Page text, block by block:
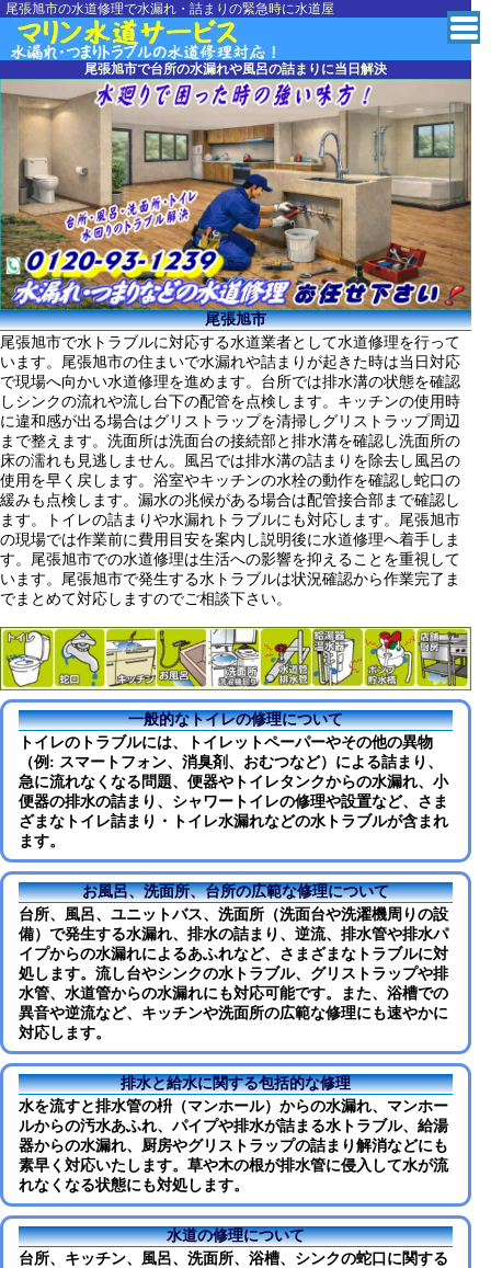
尾張旭市の水道修理で水漏れ・詰まりの緊急時に水道屋
愛知県の水道修理に
尾張旭市で台所の水漏れや風呂の詰まりに当日解決
尾張旭市
尾張旭市で水トラブルに対応する水道業者として水道修理を行って
います。尾張旭市の住まいで水漏れや詰まりが起きた時は当日対応
で現場へ向かい水道修理を進めます。台所では排水溝の状態を確認
しシンクの流れや流し台下の配管を点検します。キッチンの使用時
に違和感が出る場合はグリストラップを清掃しグリストラップ周辺
まで整えます。洗面所は洗面台の接続部と排水溝を確認し洗面所の
床の濡れも見逃しません。風呂では排水溝の詰まりを除去し風呂の
使用を早く戻します。浴室やキッチンの水栓の動作を確認し蛇口の
緩みも点検します。漏水の兆候がある場合は配管接合部まで確認し
ます。トイレの詰まりや水漏れトラブルにも対応します。尾張旭市
の現場では作業前に費用目安を案内し説明後に水道修理へ着手しま
す。尾張旭市での水道修理は生活への影響を抑えることを重視して
います。尾張旭市で発生する水トラブルは状況確認から作業完了ま
でまとめて対応しますのでご相談下さい。
一般的なトイレの修理について
トイレのトラブルには、トイレットペーパーやその他の異物
（例: スマートフォン、消臭剤、おむつなど）による詰まり、
急に流れなくなる問題、便器やトイレタンクからの水漏れ、小
便器の排水の詰まり、シャワートイレの修理や設置など、さま
ざまなトイレ詰まり・トイレ水漏れなどの水トラブルが含まれ
ます。
お風呂、洗面所、台所の広範な修理について
台所、風呂、ユニットバス、洗面所（洗面台や洗濯機周りの設
備）で発生する水漏れ、排水の詰まり、逆流、排水管や排水パ
イプからの水漏れによるあふれなど、さまざまなトラブルに対
処します。流し台やシンクの水トラブル、グリストラップや排
水管、水道管からの水漏れにも対応可能です。また、浴槽での
異音や逆流など、キッチンや洗面所の広範な修理にも速やかに
対応します。
排水と給水に関する包括的な修理
水を流すと排水管の枡（マンホール）からの水漏れ、マンホー
ルからの汚水あふれ、パイプや排水が詰まる水トラブル、給湯
器からの水漏れ、厨房やグリストラップの詰まり解消などにも
素早く対応いたします。草や木の根が排水管に侵入して水が流
れなくなる状態にも対処します。
水道の修理について
台所、キッチン、風呂、洗面所、浴槽、シンクの蛇口に関する